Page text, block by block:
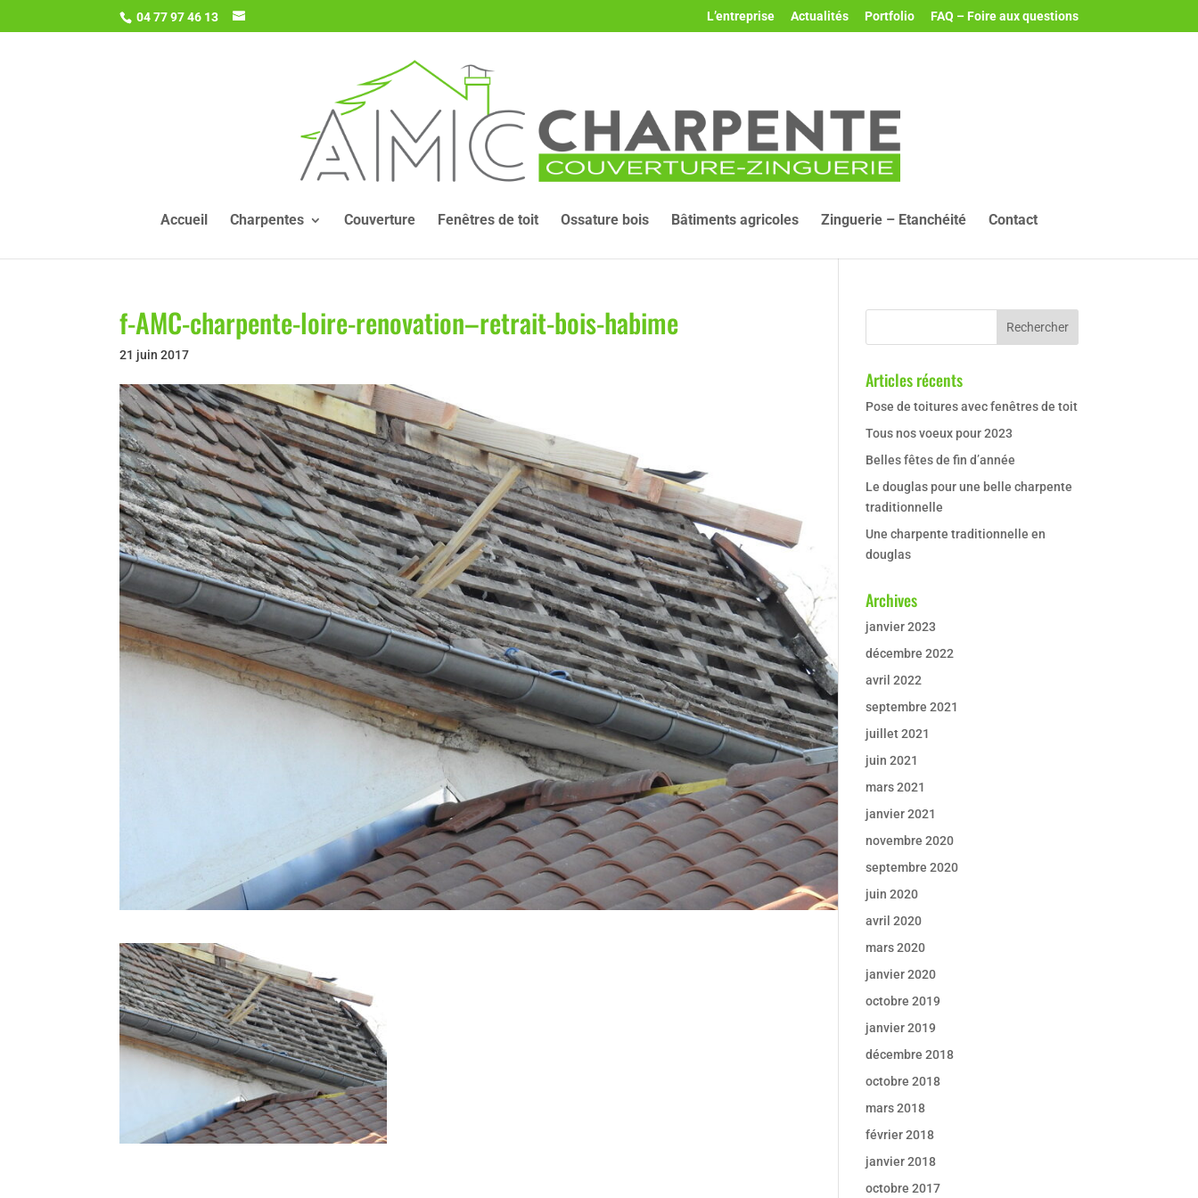
04 77 97 46 13 L’entreprise Actualités Portfolio FAQ – Foire aux questions
Accueil Charpentes Couverture Fenêtres de toit Ossature bois Bâtiments agricoles Zinguerie – Etanchéité Contact
f-AMC-charpente-loire-renovation–retrait-bois-habime
21 juin 2017
Articles récents
Pose de toitures avec fenêtres de toit
Tous nos voeux pour 2023
Belles fêtes de fin d’année
Le douglas pour une belle charpente
traditionnelle
Une charpente traditionnelle en
douglas
Archives
janvier 2023
décembre 2022
avril 2022
septembre 2021
juillet 2021
juin 2021
mars 2021
janvier 2021
novembre 2020
septembre 2020
juin 2020
avril 2020
mars 2020
janvier 2020
octobre 2019
janvier 2019
décembre 2018
octobre 2018
mars 2018
février 2018
janvier 2018
octobre 2017